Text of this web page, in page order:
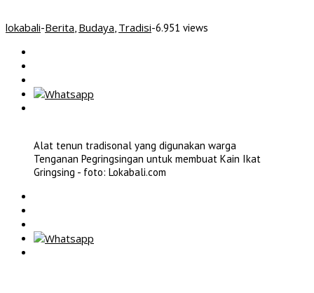
lokabali-Berita Budaya Tradisi-6.951 views
Alat tenun tradisonal yang digunakan warga
Tenganan Pegringsingan untuk membuat Kain Ikat
Gringsing - foto: Lokabali.com